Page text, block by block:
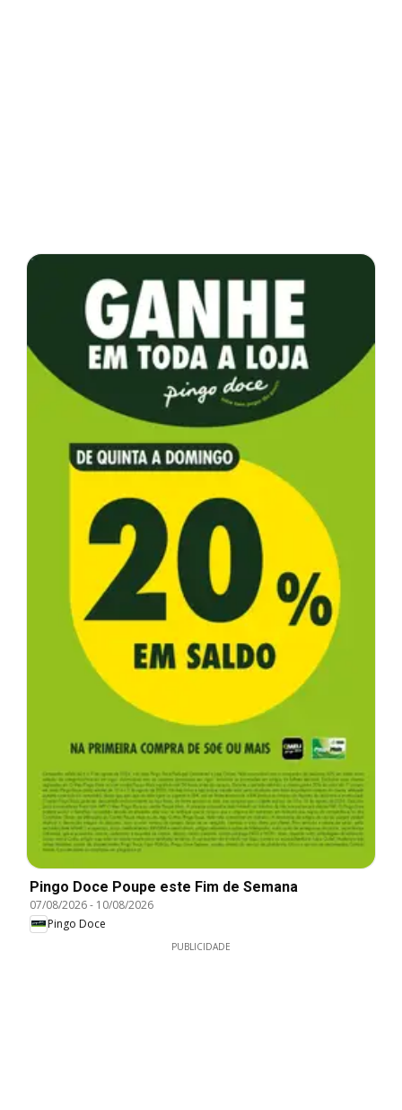
Pingo Doce Poupe este Fim de Semana
07/08/2026- 10/08/2026
Pingo Doce
PUBLICIDADE